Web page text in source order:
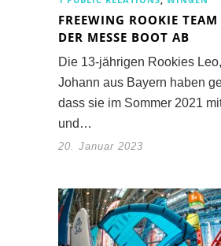
FREEWING ROOKIE TEAM
DER MESSE BOOT AB
Die 13-jährigen Rookies
Johann aus Bayern haben
dass sie im Sommer 2021
und…
20. Januar 2023